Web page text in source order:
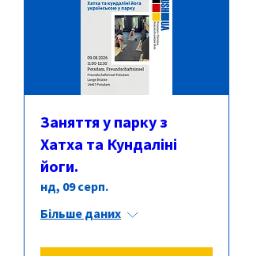
Заняття у парку з
Хатха та Кундаліні
йоги.
нд, 09 серп.
Більше даних